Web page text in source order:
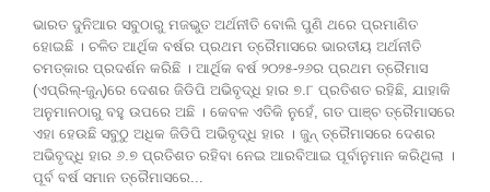
ଭାରତ ଦୁନିଆର ସବୁଠାରୁ ମଜଭୁତ ଅର୍ଥନୀତି ବୋଲି ପୁଣି ଥରେ ପ୍ରମାଣିତ
ହୋଇଛି । ଚଳିତ ଆର୍ଥିକ ବର୍ଷର ପ୍ରଥମ ତ୍ରୈମାସରେ ଭାରତୀୟ ଅର୍ଥନୀତି
ଚମତ୍କାର ପ୍ରଦର୍ଶନ କରିଛି । ଆର୍ଥିକ ବର୍ଷ ୨୦୨୫-୨୬ର ପ୍ରଥମ ତ୍ରୈମାସ
(ଏପ୍ରିଲ୍-ଜୁନ୍)ରେ ଦେଶର ଜିଡିପି ଅଭିବୃଦ୍ଧି ହାର ୭.୮ ପ୍ରତିଶତ ରହିଛି, ଯାହାକି
ଅନୁମାନଠାରୁ ବହୁ ଉପରେ ଅଛି । କେବଳ ଏତିକି ନୁହେଁ, ଗତ ପାଞ୍ଚ ତ୍ରୈମାସରେ
ଏହା ହେଉଛି ସବୁଠୁ ଅଧିକ ଜିଡିପି ଅଭିବୃଦ୍ଧି ହାର । ଜୁନ୍ ତ୍ରୈମାସରେ ଦେଶର
ଅଭିବୃଦ୍ଧି ହାର ୬.୭ ପ୍ରତିଶତ ରହିବା ନେଇ ଆରବିଆଇ ପୂର୍ବାନୁମାନ କରିଥିଲା ।
ପୂର୍ବ ବର୍ଷ ସମାନ ତ୍ରୈମାସରେ...